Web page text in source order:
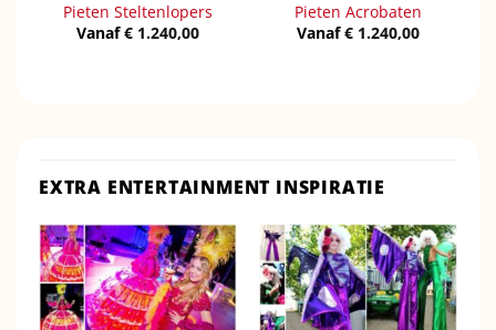
Pieten Steltenlopers
Vanaf€ 1.240,00
Pieten Acrobaten
Vanaf€ 1.240,00
EXTRA ENTERTAINMENT INSPIRATIE